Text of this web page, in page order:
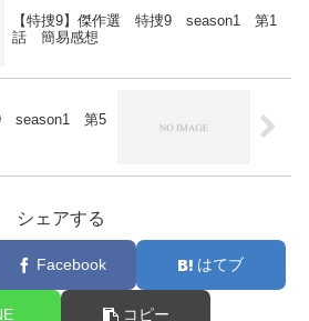
【特捜9】傑作選 特捜9 season1 第1
話 簡易感想
9 season1 第5
シェアする
Facebook はてブ
コピー